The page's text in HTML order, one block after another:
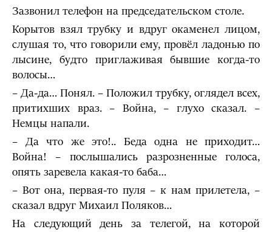
Зазвонил телефон на председательском столе.
Корытов взял трубку и вдруг окаменел лицом,
слушая то, что говорили ему, провёл ладонью по
лысине, будто приглаживая бывшие когда-то
волосы…
– Да-да… Понял. – Положил трубку, оглядел всех,
притихших враз. – Война, – глухо сказал. –
Немцы напали.
– Да что же это!.. Беда одна не приходит…
Война! – послышались разрозненные голоса,
опять заревела какая-то баба…
– Вот она, первая-то пуля – к нам прилетела, –
сказал вдруг Михаил Поляков…
На следующий день за телегой, на которой